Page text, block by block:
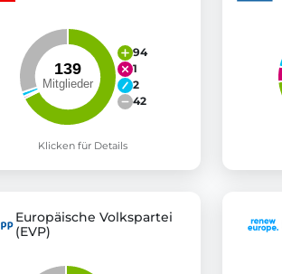
94
1
2
42
Klicken für Details
Europäische Volkspartei
(EVP)